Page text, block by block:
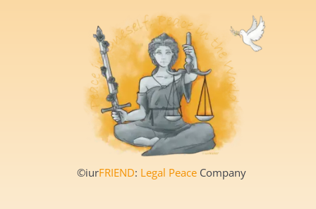
©iurFRIEND: Legal Peace Company